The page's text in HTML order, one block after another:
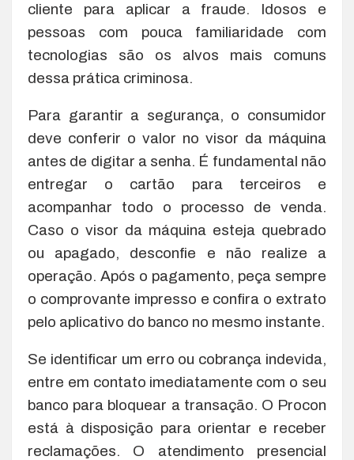
cliente para aplicar a fraude. Idosos e
pessoas com pouca familiaridade com
tecnologias são os alvos mais comuns
dessa prática criminosa.
Para garantir a segurança, o consumidor
deve conferir o valor no visor da máquina
antes de digitar a senha. É fundamental não
entregar o cartão para terceiros e
acompanhar todo o processo de venda.
Caso o visor da máquina esteja quebrado
ou apagado, desconfie e não realize a
operação. Após o pagamento, peça sempre
o comprovante impresso e confira o extrato
pelo aplicativo do banco no mesmo instante.
Se identificar um erro ou cobrança indevida,
entre em contato imediatamente com o seu
banco para bloquear a transação. O Procon
está à disposição para orientar e receber
reclamações. O atendimento presencial